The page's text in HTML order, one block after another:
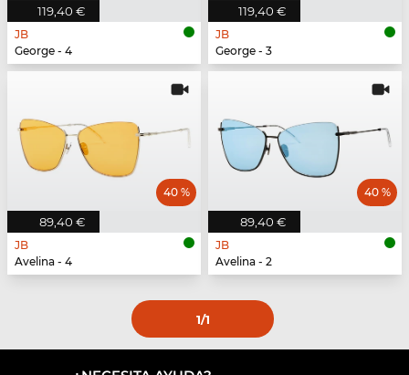
119,40 €
JB
George - 4
119,40 €
JB
George - 3
89,40 €
40 %
JB
Avelina - 4
89,40 €
40 %
JB
Avelina - 2
1/1